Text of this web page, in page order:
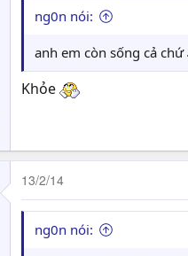
ng0n nói:
anh em còn sống cả chứ
Khỏe
13/2/14
ng0n nói: